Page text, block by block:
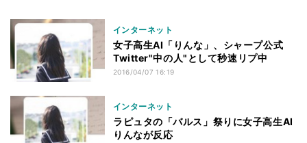
インターネット
女子高生AI「りんな」、シャープ公式
Twitter"中の人"として秒速リプ中
2016/04/07 16:19
インターネット
ラピュタの「バルス」祭りに女子高生AI
りんなが反応